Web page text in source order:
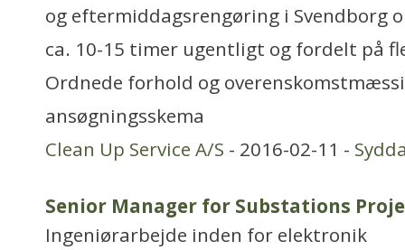
og eftermiddagsrengøring i Svendborg
ca. 10-15 timer ugentligt og fordelt på
Ordnede forhold og
ansøgningsskema
Clean Up Service A/S - 2016-02-11 -
Senior Manager for Substations
Ingeniørarbejde inden for elektronik